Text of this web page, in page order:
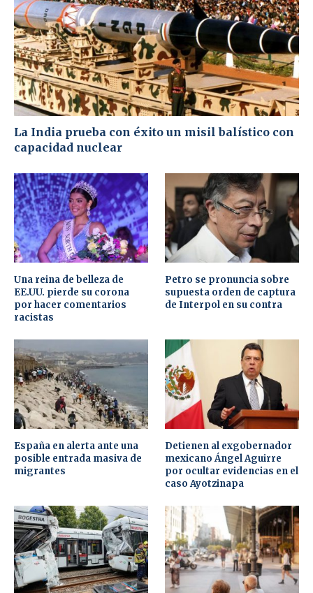
La India prueba con éxito un misil balístico con
capacidad nuclear
Una reina de belleza de
EE.UU. pierde su corona
por hacer comentarios
racistas
Petro se pronuncia sobre
supuesta orden de captura
de Interpol en su contra
España en alerta ante una
posible entrada masiva de
migrantes
Detienen al exgobernador
mexicano Ángel Aguirre
por ocultar evidencias en el
caso Ayotzinapa